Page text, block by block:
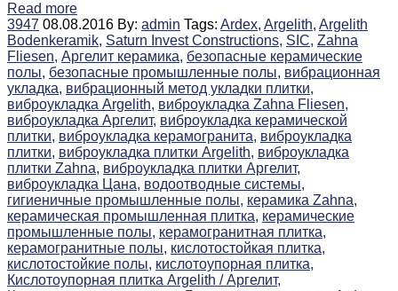
Read more
3947 08.08.2016 By: admin Tags: Ardex, Argelith, Argelith
Bodenkeramik, Saturn Invest Constructions, SIC, Zahna
Fliesen, Аргелит керамика, безопасные керамические
полы, безопасные промышленные полы, вибрационная
укладка, вибрационный метод укладки плитки,
виброукладка Argelith, виброукладка Zahna Fliesen,
виброукладка Аргелит, виброукладка керамической
плитки, виброукладка керамогранита, виброукладка
плитки, виброукладка плитки Argelith, виброукладка
плитки Zahna, виброукладка плитки Аргелит,
виброукладка Цана, водоотводные системы,
гигиеничные промышленные полы, керамика Zahna,
керамическая промышленная плитка, керамические
промышленные полы, керамогранитная плитка,
керамогранитные полы, кислотостойкая плитка,
кислотостойкие полы, кислотоупорная плитка,
Кислотоупорная плитка Argelith / Аргелит,